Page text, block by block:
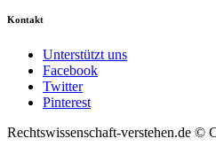
Kontakt
Unterstützt uns
Facebook
Twitter
Pinterest
Rechtswissenschaft-verstehen.de ©